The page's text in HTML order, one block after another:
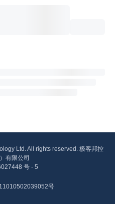
Ltd. All rights reserved. 极客邦控
有限公司
号 - 5
号